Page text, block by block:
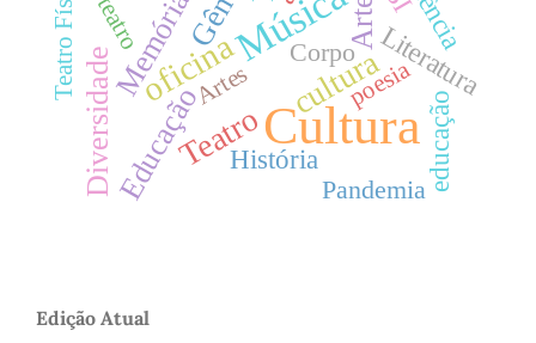
Cultura
Música
oficina
Teatro
cultura
Arte
Memória
DiversidadeEducação
Literatura
História educação
Pandemia
Corpo
teatro
Teatro Físico Artes poesia
Edição Atual